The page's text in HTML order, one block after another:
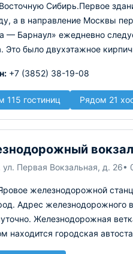
Сибирь.Первое
а в направление Москвы
— Барнаул» ежедневно
Это было двухэтажное
+7 (3852) 38-19-08
115 гостиниц Рядом 21
ул. Первая Вокзальная, д. 26•
железнодорожной
Адрес железнодорожного
Железнодорожная
находится городская